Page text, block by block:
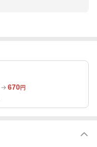
670円